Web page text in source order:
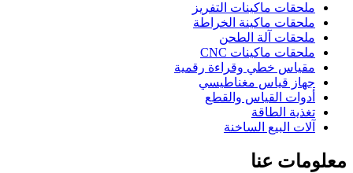
ملحقات ماكينات التفريز
ملحقات ماكينة الخراطة
ملحقات آلة الطحن
ملحقات ماكينات CNC
مقياس خطي وقراءة رقمية
جهاز قياس مغناطيسي
أدوات القياس والقطع
تغذية الطاقة
آلات البيع الساخنة
معلومات عنا